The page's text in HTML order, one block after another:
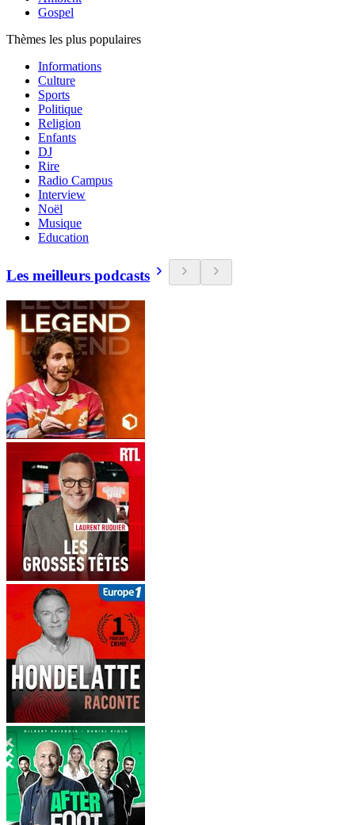
Gospel
Thèmes les plus populaires
Informations
Culture
Sports
Politique
Religion
Enfants
DJ
Rire
Radio Campus
Interview
Noël
Musique
Education
Les meilleurs podcasts